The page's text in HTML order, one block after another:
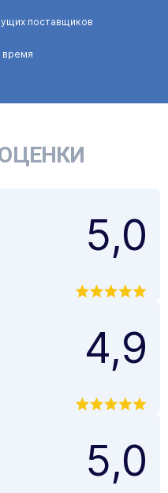
поставщиков
5,0
4,9
5,0